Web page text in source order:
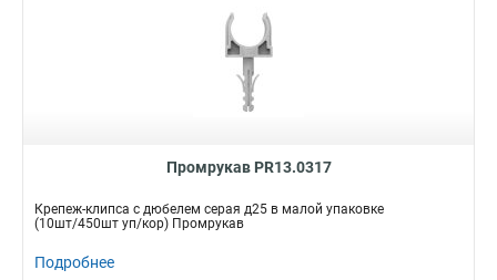
Промрукав PR13.0317
Крепеж-клипса с дюбелем серая д25 в малой упаковке
(10шт/450шт уп/кор) Промрукав
Подробнее